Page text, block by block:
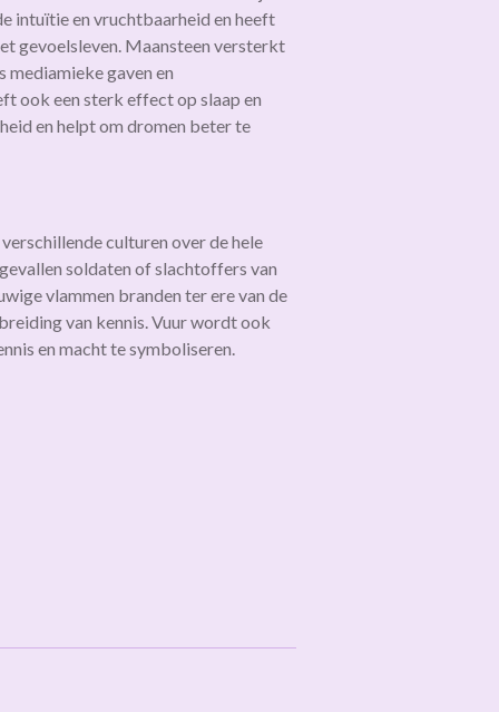
intuïtie en vruchtbaarheid en heeft
gevoelsleven. Maansteen versterkt
mediamieke gaven en
ook een sterk effect op slaap en
en helpt om dromen beter te
culturen over de hele
soldaten of slachtoffers van
vlammen branden ter ere van de
van kennis. Vuur wordt ook
en macht te symboliseren.